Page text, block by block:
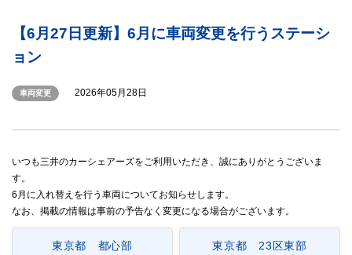
【6月27日更新】6月に車両変更を行うステーシ
ョン
車両変更 2026年05月28日
いつも三井のカーシェアーズをご利用いただき、誠にありがとうございま
す。
6月に入れ替えを行う車両についてお知らせします。
なお、掲載の情報は事前の予告なく変更になる場合がございます。
東京都 都心部 東京都 23区東部